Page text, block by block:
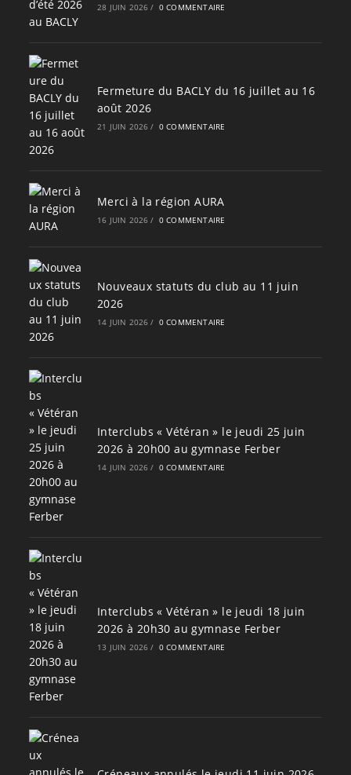
28 JUIN 2026 / 0 COMMENTAIRE
Fermeture du BACLY du 16 juillet au 16
août 2026
21 JUIN 2026 / 0 COMMENTAIRE
Merci à la région AURA
16 JUIN 2026 / 0 COMMENTAIRE
Nouveaux statuts du club au 11 juin
2026
14 JUIN 2026 / 0 COMMENTAIRE
Interclubs « Vétéran » le jeudi 25 juin
2026 à 20h00 au gymnase Ferber
14 JUIN 2026 / 0 COMMENTAIRE
Interclubs « Vétéran » le jeudi 18 juin
2026 à 20h30 au gymnase Ferber
13 JUIN 2026 / 0 COMMENTAIRE